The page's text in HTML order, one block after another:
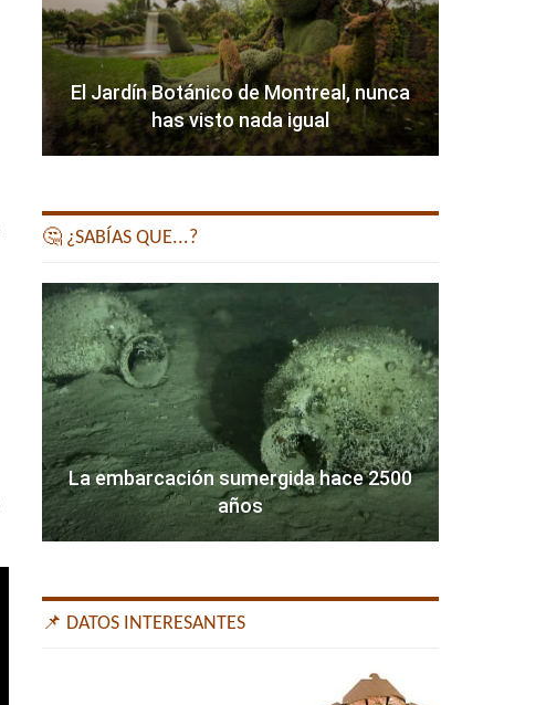
El Jardín Botánico de Montreal, nunca
has visto nada igual
🤔 ¿SABÍAS QUE...?
La embarcación sumergida hace 2500
años
📌 DATOS INTERESANTES